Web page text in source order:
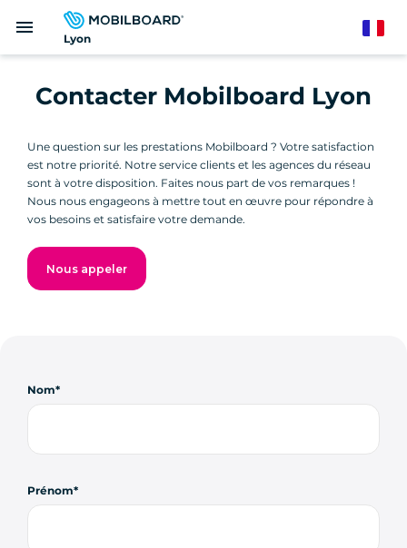
Lyon
menu
Contacter Mobilboard Lyon
Une question sur les prestations Mobilboard ? Votre satisfaction
est notre priorité. Notre service clients et les agences du réseau
sont à votre disposition. Faites nous part de vos remarques !
Nous nous engageons à mettre tout en œuvre pour répondre à
vos besoins et satisfaire votre demande.
Nous appeler
Nom
Prénom